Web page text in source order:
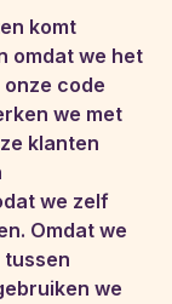
komt
omdat we het
code
we met
klanten
we zelf
Omdat we
we